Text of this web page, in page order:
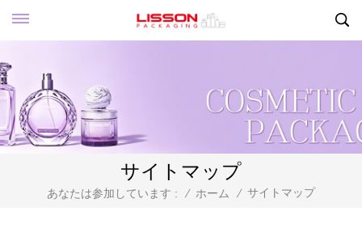
サイトマップ
あなたは参加しています : / ホーム / サイトマップ